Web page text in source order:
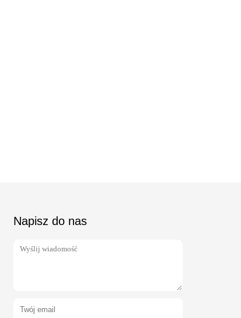
Napisz do nas